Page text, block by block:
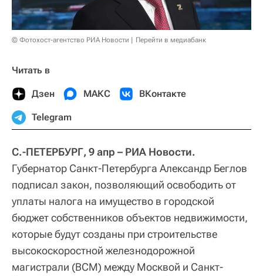
© Фотохост-агентство РИА Новости Перейти в медиабанк
Читать в
Дзен МАКС ВКонтакте
Telegram
С.-ПЕТЕРБУРГ, 9 апр – РИА Новости.
Губернатор Санкт-Петербурга Александр Беглов
подписал закон, позволяющий освободить от
уплаты налога на имущество в городской
бюджет собственников объектов недвижимости,
которые будут созданы при строительстве
высокоскоростной железнодорожной
магистрали (ВСМ) между Москвой и Санкт-